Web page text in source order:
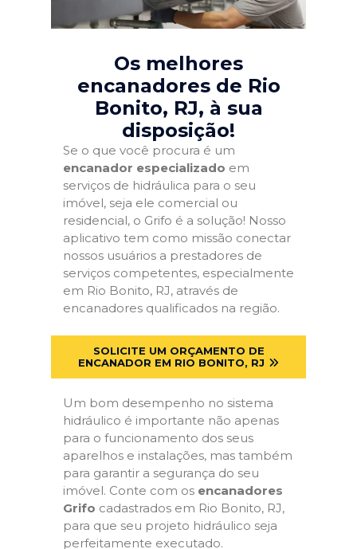
Os melhores
encanadores de Rio
Bonito, RJ, à sua
disposição!
Se o que você procura é um
encanador especializado em
serviços de hidráulica para o seu
imóvel, seja ele comercial ou
residencial, o Grifo é a solução! Nosso
aplicativo tem como missão conectar
nossos usuários a prestadores de
serviços competentes, especialmente
em Rio Bonito, RJ, através de
encanadores qualificados na região.
SOLICITE UM ORÇAMENTO DE
ENCANADOR EM RIO BONITO, RJ
Um bom desempenho no sistema
hidráulico é importante não apenas
para o funcionamento dos seus
aparelhos e instalações, mas também
para garantir a segurança do seu
imóvel. Conte com os encanadores
Grifo cadastrados em Rio Bonito, RJ,
para que seu projeto hidráulico seja
perfeitamente executado.